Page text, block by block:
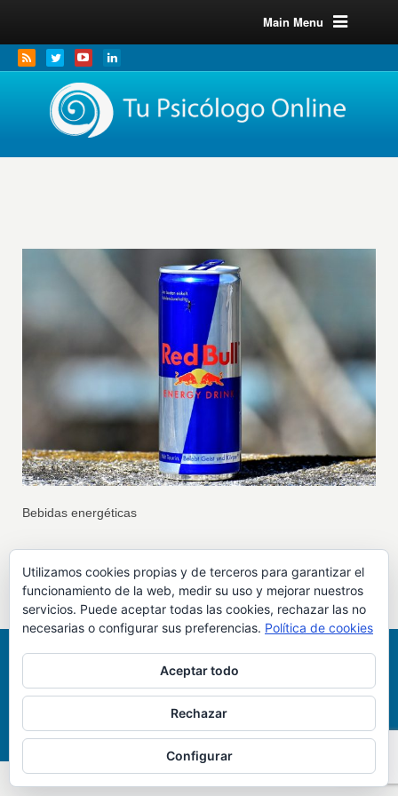
Main Menu
Bebidas energéticas
Bebidas energéticas, ansiedad y adicción
© 2026 Todos los derechos reservados
Política de privacidad Política de Cookies
Utilizamos cookies propias y de terceros para garantizar el
funcionamiento de la web, medir su uso y mejorar nuestros
servicios. Puede aceptar todas las cookies, rechazar las no
necesarias o configurar sus preferencias. Política de cookies
Aceptar todo
Rechazar
Configurar